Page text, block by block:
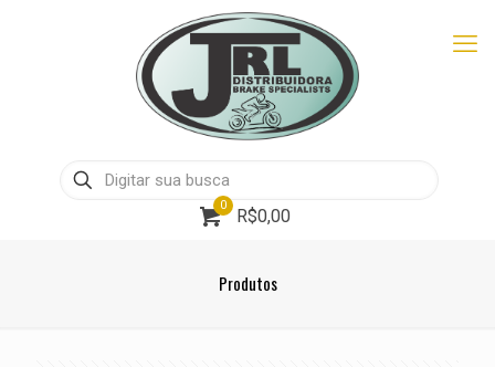
0
R$0,00
Produtos